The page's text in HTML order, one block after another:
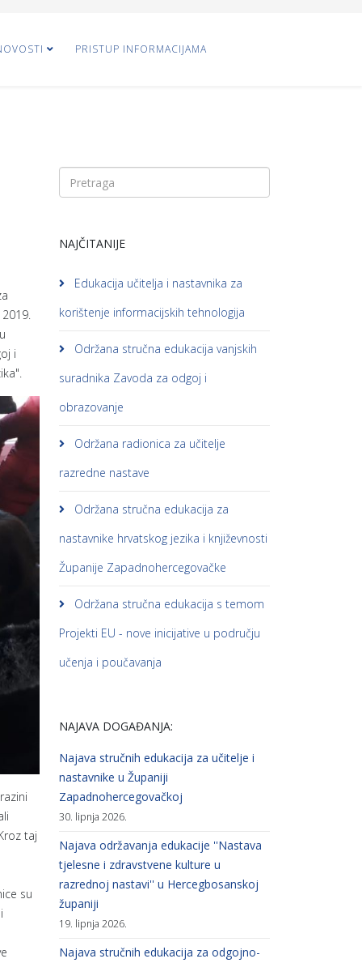
PRISTUP INFORMACIJAMA
i
taj
su
NAJČITANIJE
Edukacija učitelja i nastavnika za
korištenje informacijskih tehnologija
Održana stručna edukacija vanjskih
suradnika Zavoda za odgoj i
obrazovanje
Održana radionica za učitelje
razredne nastave
Održana stručna edukacija za
nastavnike hrvatskog jezika i književnosti
Županije Zapadnohercegovačke
Održana stručna edukacija s temom
Projekti EU - nove inicijative u području
učenja i poučavanja
NAJAVA DOGAĐANJA:
Najava stručnih edukacija za učitelje i
nastavnike u Županiji
Zapadnohercegovačkoj
30. lipnja 2026.
Najava održavanja edukacije ''Nastava
tjelesne i zdravstvene kulture u
razrednoj nastavi'' u Hercegbosanskoj
županiji
19. lipnja 2026.
Najava stručnih edukacija za odgojno-